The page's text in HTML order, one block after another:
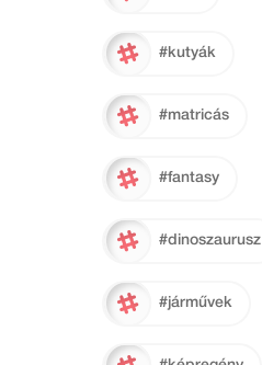
#kutyák
#matricás
#fantasy
#dinoszaurusz
#járművek